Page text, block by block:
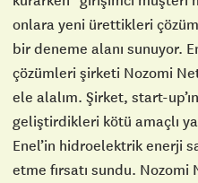
onlara yeni ürettikleri
bir deneme alanı sunuyor.
çözümleri şirketi Nozomi
ele alalım. Şirket, start-
geliştirdikleri kötü amaçlı
Enel’in hidroelektrik enerji
etme fırsatı sundu.